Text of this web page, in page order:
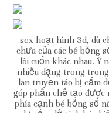
sex hoạt hình 3d, dù
chưa của các bé bỏng
lôi cuốn khác nhau. Ý
nhiều dạng trong
lan truyền táo bị cắm
góp phần chế tạo được
phía cạnh bé bỏng số